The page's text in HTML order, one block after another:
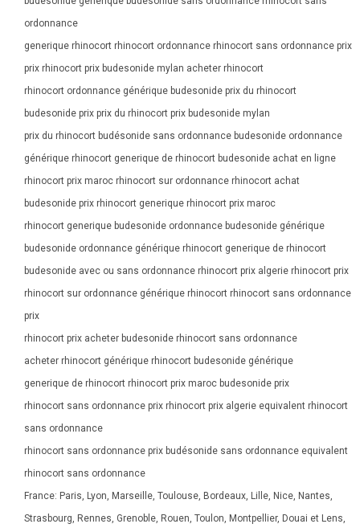
ordonnance
generique rhinocort rhinocort ordonnance rhinocort sans ordonnance prix
prix rhinocort prix budesonide mylan acheter rhinocort
rhinocort ordonnance générique budesonide prix du rhinocort
budesonide prix prix du rhinocort prix budesonide mylan
prix du rhinocort budésonide sans ordonnance budesonide ordonnance
générique rhinocort generique de rhinocort budesonide achat en ligne
rhinocort prix maroc rhinocort sur ordonnance rhinocort achat
budesonide prix rhinocort generique rhinocort prix maroc
rhinocort generique budesonide ordonnance budesonide générique
budesonide ordonnance générique rhinocort generique de rhinocort
budesonide avec ou sans ordonnance rhinocort prix algerie rhinocort prix
rhinocort sur ordonnance générique rhinocort rhinocort sans ordonnance
prix
rhinocort prix acheter budesonide rhinocort sans ordonnance
acheter rhinocort générique rhinocort budesonide générique
generique de rhinocort rhinocort prix maroc budesonide prix
rhinocort sans ordonnance prix rhinocort prix algerie equivalent rhinocort
sans ordonnance
rhinocort sans ordonnance prix budésonide sans ordonnance equivalent
rhinocort sans ordonnance
France: Paris, Lyon, Marseille, Toulouse, Bordeaux, Lille, Nice, Nantes,
Strasbourg, Rennes, Grenoble, Rouen, Toulon, Montpellier, Douai et Lens,